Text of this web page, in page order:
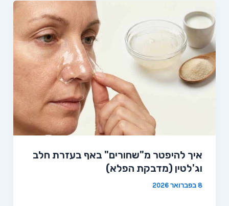
איך להיפטר מ"שחורים" באף בעזרת חלב
וג'לטין (מדבקת הפלא)
8 בפברואר 2026